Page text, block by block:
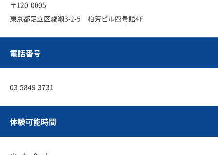
〒120-0005
東京都足立区綾瀬3-2-5 柏芳ビル四号館4F
電話番号
03-5849-3731
体験可能時間